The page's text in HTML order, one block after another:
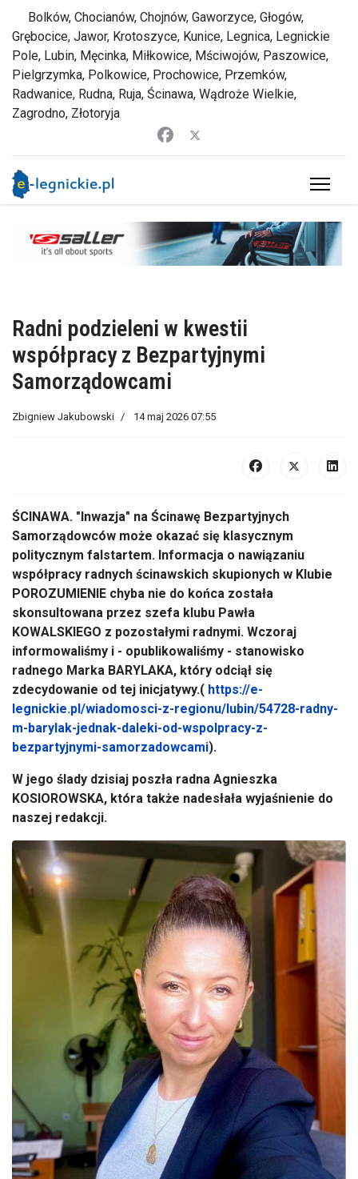
Bolków, Chocianów, Chojnów, Gaworzyce, Głogów,
Grębocice, Jawor, Krotoszyce, Kunice, Legnica, Legnickie
Pole, Lubin, Męcinka, Miłkowice, Mściwojów, Paszowice,
Pielgrzymka, Polkowice, Prochowice, Przemków,
Radwanice, Rudna, Ruja, Ścinawa, Wądroże Wielkie,
Zagrodno, Złotoryja
Radni podzieleni w kwestii
współpracy z Bezpartyjnymi
Samorządowcami
Zbigniew Jakubowski 14 maj 2026 07:55
ŚCINAWA. "Inwazja" na Ścinawę Bezpartyjnych
Samorządowców może okazać się klasycznym
politycznym falstartem. Informacja o nawiązaniu
współpracy radnych ścinawskich skupionych w Klubie
POROZUMIENIE chyba nie do końca została
skonsultowana przez szefa klubu Pawła
KOWALSKIEGO z pozostałymi radnymi. Wczoraj
informowaliśmy i - opublikowaliśmy - stanowisko
radnego Marka BARYLAKA, który odciął się
zdecydowanie od tej inicjatywy.( https://e-
legnickie.pl/wiadomosci-z-regionu/lubin/54728-radny-
m-barylak-jednak-daleki-od-wspolpracy-z-
bezpartyjnymi-samorzadowcami).
W jego ślady dzisiaj poszła radna Agnieszka
KOSIOROWSKA, która także nadesłała wyjaśnienie do
naszej redakcji.